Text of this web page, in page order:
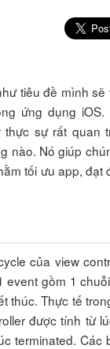
tiêu đề mình sẽ
ứng dụng iOS.
sự rất quan
nào. Nó giúp
tối ưu app, đạt
của view
event gồm 1
thúc. Thực tế
được tính từ
terminated. Các